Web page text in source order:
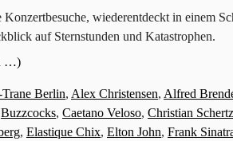
Konzertbesuche, wiederentdeckt in einem
auf Sternstunden und Katastrophen.
…)
Berlin, Alex Christensen, Alfred
Buzzcocks, Caetano Veloso, Christian Schertz
, Elastique Chix, Elton John, Frank